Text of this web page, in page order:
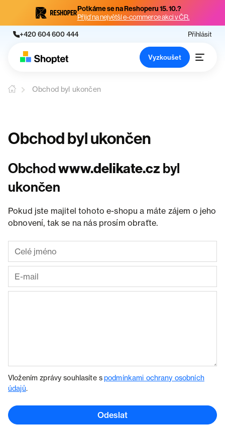
Potkáme se na Reshoperu 15. 10.?
Přijď na největší e-commerce akci v ČR.
+420 604 600 444 Přihlásit
Vyzkoušet
Obchod byl ukončen
Obchod byl ukončen
Obchodwww.delikate.cz byl
ukončen
Pokud jste majitel tohoto e-shopu a máte zájem o jeho
obnovení, tak se na nás prosím obraťte.
Vložením zprávy souhlasíte spodmínkami ochrany osobních
údajů.
Odeslat